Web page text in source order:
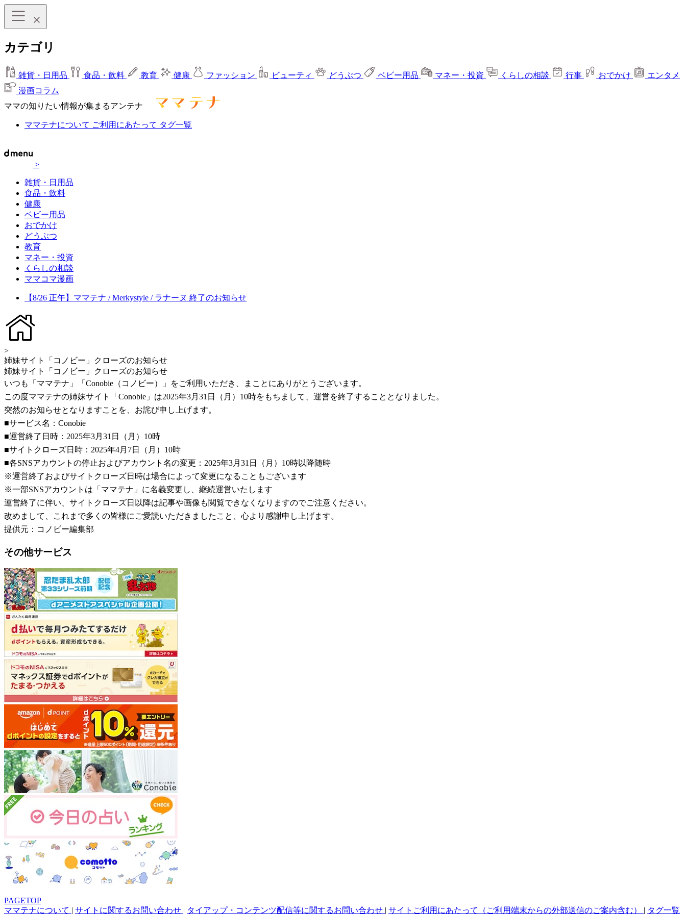
カテゴリ
雑貨・日用品 食品・飲料 教育 健康 ファッション ビューティ どうぶつ ベビー用品 マネー・投資 くらしの相談 行事 おでかけ
エンタメ
漫画コラム
ママの知りたい情報が集まるアンテナ
ママテナについて ご利用にあたって タグ一覧
>
雑貨・日用品
食品・飲料
健康
ベビー用品
おでかけ
どうぶつ
教育
マネー・投資
くらしの相談
ママコマ漫画
【8/26 正午】ママテナ / Merkystyle / ラナーヌ 終了のお知らせ
>
姉妹サイト「コノビー」クローズのお知らせ
姉妹サイト「コノビー」クローズのお知らせ
いつも「ママテナ」「Conobie（コノビー）」をご利用いただき、まことにありがとうございます。
この度ママテナの姉妹サイト「Conobie」は2025年3月31日（月）10時をもちまして、運営を終了することとなりました。
突然のお知らせとなりますことを、お詫び申し上げます。
■サービス名：Conobie
■運営終了日時：2025年3月31日（月）10時
■サイトクローズ日時：2025年4月7日（月）10時
■各SNSアカウントの停止およびアカウント名の変更：2025年3月31日（月）10時以降随時
※運営終了およびサイトクローズ日時は場合によって変更になることもございます
※一部SNSアカウントは「ママテナ」に名義変更し、継続運営いたします
運営終了に伴い、サイトクローズ日以降は記事や画像も閲覧できなくなりますのでご注意ください。
改めまして、これまで多くの皆様にご愛読いただきましたこと、心より感謝申し上げます。
提供元：コノビー編集部
その他サービス
PAGETOP
ママテナについて | サイトに関するお問い合わせ | タイアップ・コンテンツ配信等に関するお問い合わせ | サイトご利用にあたって（ご利用端末からの外部送信のご案内含む） | タグ一覧